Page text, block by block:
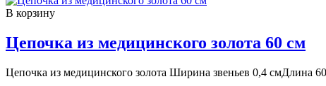
В корзину
Цепочка из медицинского золота 60 см
Цепочка из медицинского золота Ширина звеньев 0,4 смДлина